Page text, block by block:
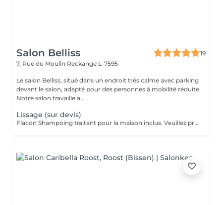
Salon Belliss
19
7, Rue du Moulin Reckange L-7595
Le salon Belliss, situé dans un endroit très calme avec parking
devant le salon, adapté pour des personnes à mobilité réduite.
Notre salon travaille a...
Lissage (sur devis)
Flacon Shampoing traitant pour la maison inclus. Veuillez prendre note que les prix indiqués sur Salonkee sont communiqués à titre informatif et s'entendent de base. Ces derniers sont susceptibles de varier selon le diagnostic réalisé à votre arrivée au salon et l'expertise du professionnel à qui vous confiez votre beauté. Dans tous les cas, un devis précis vous sera proposé et toutes réalisations de prestations seront effectuées avec votre accord. Un grand merci d'avance pour votre compréhension. Au plaisir de vous recevoir très vite.